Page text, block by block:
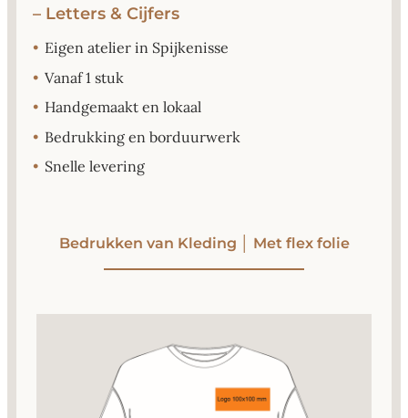
– Letters & Cijfers
• Eigen atelier in Spijkenisse
• Vanaf 1 stuk
• Handgemaakt en lokaal
• Bedrukking en borduurwerk
• Snelle levering
Bedrukken van Kleding │ Met flex folie